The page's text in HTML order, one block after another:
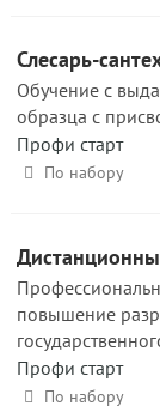
Слесарь-
Обучение с
образца с
Профи старт
По набору
повышение
Профи старт
По набору